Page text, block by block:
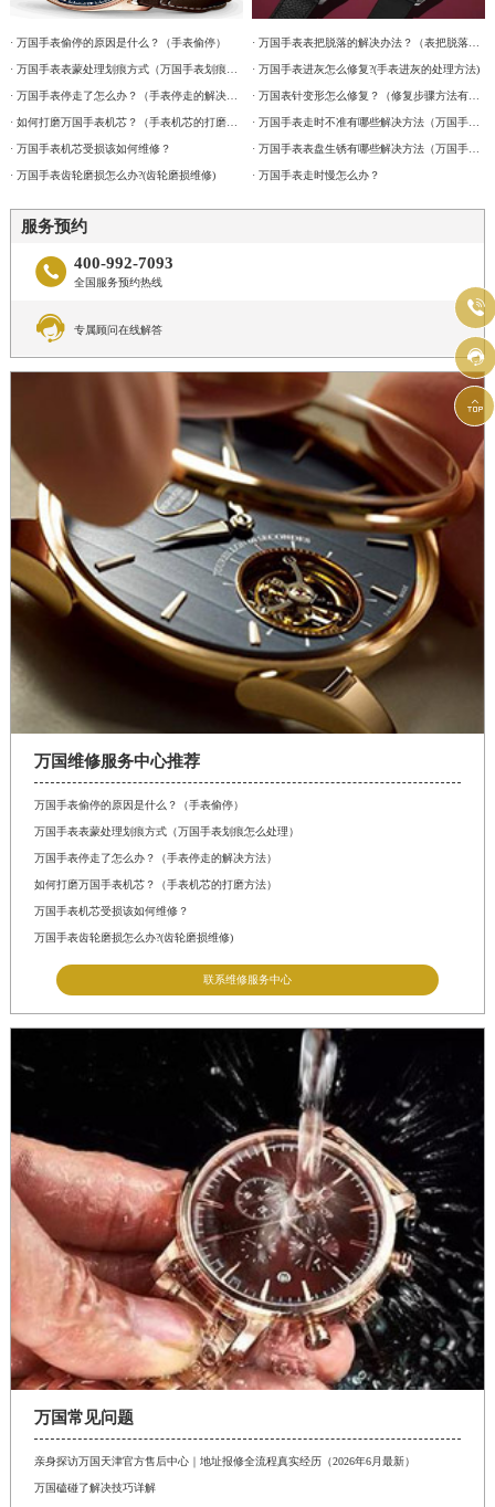
· 万国手表偷停的原因是什么？（手表偷停）
· 万国手表表蒙处理划痕方式（万国手表划痕怎么处理）
· 万国手表停走了怎么办？（手表停走的解决方法）
· 如何打磨万国手表机芯？（手表机芯的打磨方法）
· 万国手表机芯受损该如何维修？
· 万国手表齿轮磨损怎么办?(齿轮磨损维修)
· 万国手表表把脱落的解决办法？（表把脱落故障维修）
· 万国手表进灰怎么修复?(手表进灰的处理方法)
· 万国表针变形怎么修复？（修复步骤方法有哪些？）
· 万国手表走时不准有哪些解决方法（万国手表走时不准解决方法是什么）
· 万国手表表盘生锈有哪些解决方法（万国手表表盘生锈解决方法是什么）
· 万国手表走时慢怎么办？
服务预约
 400-992-7093
全国服务预约热线
 专属顾问在线解答
万国维修服务中心推荐
万国手表偷停的原因是什么？（手表偷停）
万国手表表蒙处理划痕方式（万国手表划痕怎么处理）
万国手表停走了怎么办？（手表停走的解决方法）
如何打磨万国手表机芯？（手表机芯的打磨方法）
万国手表机芯受损该如何维修？
万国手表齿轮磨损怎么办?(齿轮磨损维修)
联系维修服务中心
万国常见问题
亲身探访万国天津官方售后中心｜地址报修全流程真实经历（2026年6月最新）
万国磕碰了解决技巧详解


